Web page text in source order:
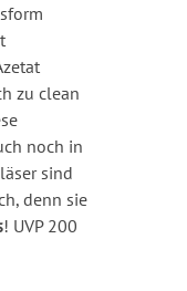
zu clean
noch in
sind
denn sie
! UVP 200